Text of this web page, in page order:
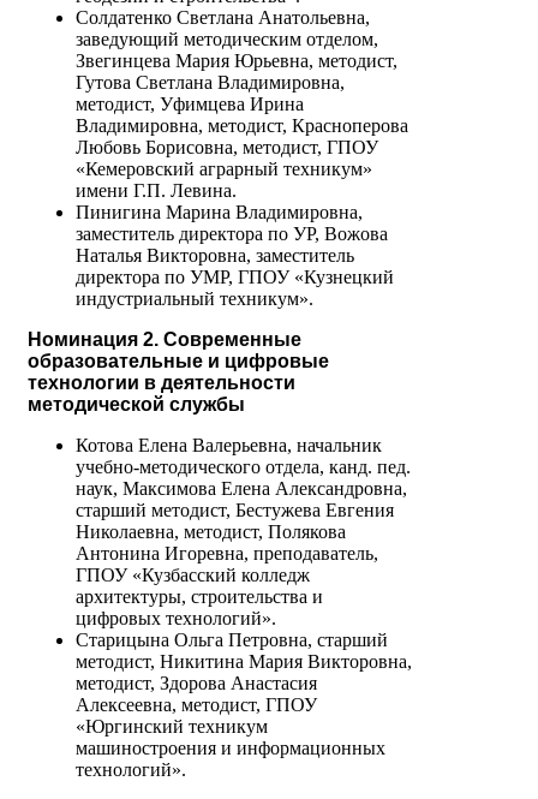
Солдатенко Светлана Анатольевна,
заведующий методическим отделом,
Звегинцева Мария Юрьевна, методист,
Гутова Светлана Владимировна,
методист, Уфимцева Ирина
Владимировна, методист, Красноперова
Любовь Борисовна, методист, ГПОУ
«Кемеровский аграрный техникум»
имени Г.П. Левина.
Пинигина Марина Владимировна,
заместитель директора по УР, Вожова
Наталья Викторовна, заместитель
директора по УМР, ГПОУ «Кузнецкий
индустриальный техникум».
Номинация 2. Современные
образовательные и цифровые
технологии в деятельности
методической службы
Котова Елена Валерьевна, начальник
учебно-методического отдела, канд. пед.
наук, Максимова Елена Александровна,
старший методист, Бестужева Евгения
Николаевна, методист, Полякова
Антонина Игоревна, преподаватель,
ГПОУ «Кузбасский колледж
архитектуры, строительства и
цифровых технологий».
Старицына Ольга Петровна, старший
методист, Никитина Мария Викторовна,
методист, Здорова Анастасия
Алексеевна, методист, ГПОУ
«Юргинский техникум
машиностроения и информационных
технологий».